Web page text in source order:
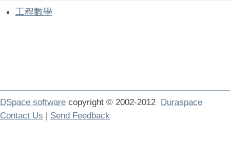
工程數學
DSpace software copyright © 2002-2012 Duraspace
Contact Us | Send Feedback